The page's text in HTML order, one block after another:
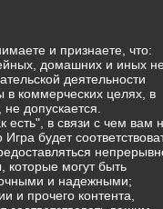
и признаете, что:
домашних и иных
деятельности
в коммерческих целях, в
допускается.
есть", в связи с чем вам
будет
которые могут быть
и надежными;
и прочего контента,